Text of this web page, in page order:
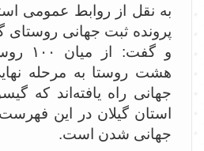
به نقل از روابط عمومی
پرونده ثبت جهانی روستای
و
هشت روستا به مرحله
جهانی راه یافته‌اند که
استان گیلان در این فهرست
جهانی شدن است.